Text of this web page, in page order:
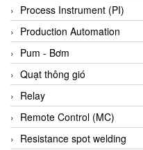
BirdX Vietnam
BK Vibro
Black Box
BlackBox Vietnam
BLAGDON PUMP
Bloom Engineering
Boneng
Process Instrument (PI)
Production Automation
Pum - Bơm
Quạt thông gió
Relay
Remote Control (MC)
Resistance spot welding